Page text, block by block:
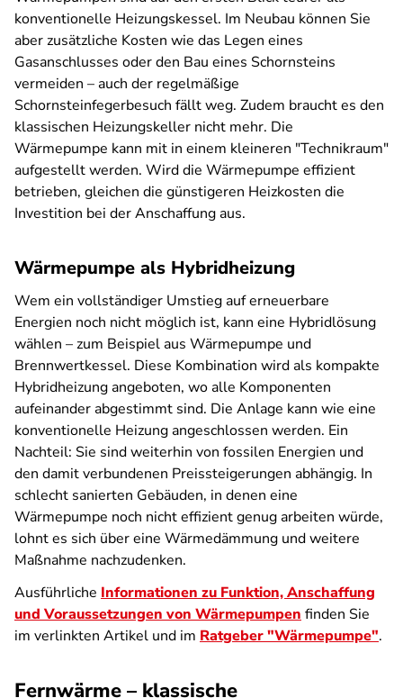
konventionelle Heizungskessel. Im Neubau können Sie
aber zusätzliche Kosten wie das Legen eines
Gasanschlusses oder den Bau eines Schornsteins
vermeiden – auch der regelmäßige
Schornsteinfegerbesuch fällt weg. Zudem braucht es den
klassischen Heizungskeller nicht mehr. Die
Wärmepumpe kann mit in einem kleineren "Technikraum"
aufgestellt werden. Wird die Wärmepumpe effizient
betrieben, gleichen die günstigeren Heizkosten die
Investition bei der Anschaffung aus.
Wärmepumpe als Hybridheizung
Wem ein vollständiger Umstieg auf erneuerbare
Energien noch nicht möglich ist, kann eine Hybridlösung
wählen – zum Beispiel aus Wärmepumpe und
Brennwertkessel. Diese Kombination wird als kompakte
Hybridheizung angeboten, wo alle Komponenten
aufeinander abgestimmt sind. Die Anlage kann wie eine
konventionelle Heizung angeschlossen werden. Ein
Nachteil: Sie sind weiterhin von fossilen Energien und
den damit verbundenen Preissteigerungen abhängig. In
schlecht sanierten Gebäuden, in denen eine
Wärmepumpe noch nicht effizient genug arbeiten würde,
lohnt es sich über eine Wärmedämmung und weitere
Maßnahme nachzudenken.
Ausführliche Informationen zu Funktion, Anschaffung
und Voraussetzungen von Wärmepumpen finden Sie
im verlinkten Artikel und im Ratgeber "Wärmepumpe".
Fernwärme – klassische